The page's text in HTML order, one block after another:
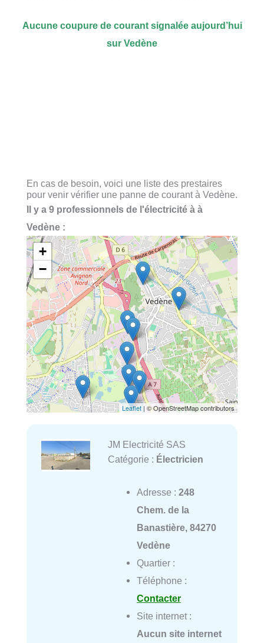
Aucune coupure de courant signalée aujourd’hui
sur Vedène
En cas de besoin, voici une liste des prestaires
pour venir vérifier une panne de courant à Vedène.
Il y a 9 professionnels de l'électricité à à
Vedène :
+
−
Leaflet | © OpenStreetMap contributors
JM Electricité SAS
Catégorie : Électricien
Adresse : 248
Chem. de la
Banastière, 84270
Vedène
Quartier :
Téléphone :
Contacter
Site internet :
Aucun site internet